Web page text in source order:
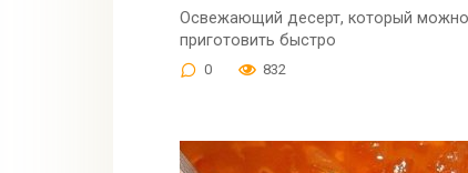
Освежающий десерт, который можно
приготовить быстро
0 832